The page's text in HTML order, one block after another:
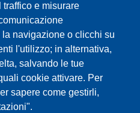
e misurare
navigazione o clicchi su
l'utilizzo; in alternativa,
salvando le tue
cookie attivare. Per
sapere come gestirli,
web